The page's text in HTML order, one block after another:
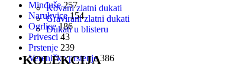
Kovani zlatni dukati
Gravirani zlatni dukati
Dukati u blisteru
KOLEKCIJA
Minđuše 257
Narukvice 154
Ogrlice 186
Privesci 43
Prstenje 239
Vereničko prstenje 386